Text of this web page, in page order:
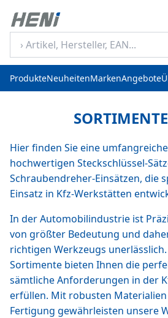
ProdukteNeuheitenMarkenAngebote
Hier finden Sie eine
hochwertigen Steckschlüssel-
Schraubendreher-Einsätzen, die
Einsatz in Kfz-Werkstätten
In der Automobilindustrie ist
von größter Bedeutung und
richtigen Werkzeugs
Sortimente bieten Ihnen die
sämtliche Anforderungen in der
erfüllen. Mit robusten
Fertigung gewährleisten unsere